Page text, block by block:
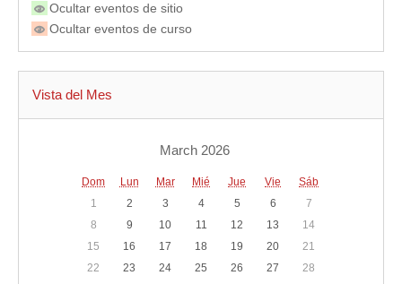
Ocultar eventos de sitio
Ocultar eventos de curso
Vista del Mes
March 2026
Dom Lun Mar Mié Jue Vie
Sáb
1
2 3 4 5 6
7
8
9 10 11 12 13
14
15
16 17 18 19 20
21
22
23 24 25 26 27
28